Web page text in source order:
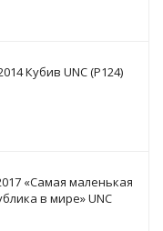
Кубив UNC (P124)
«Самая маленькая
в мире» UNC